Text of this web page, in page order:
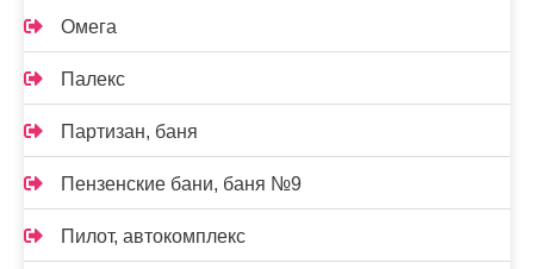
Омега
Палекс
Партизан, баня
Пензенские бани, баня №9
Пилот, автокомплекс